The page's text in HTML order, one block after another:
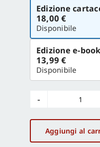
versione
Edizione
18,00 €
Disponibile
Edizione e-book
13,99 €
Disponibile
BIC
20
anni
Aggiungi al